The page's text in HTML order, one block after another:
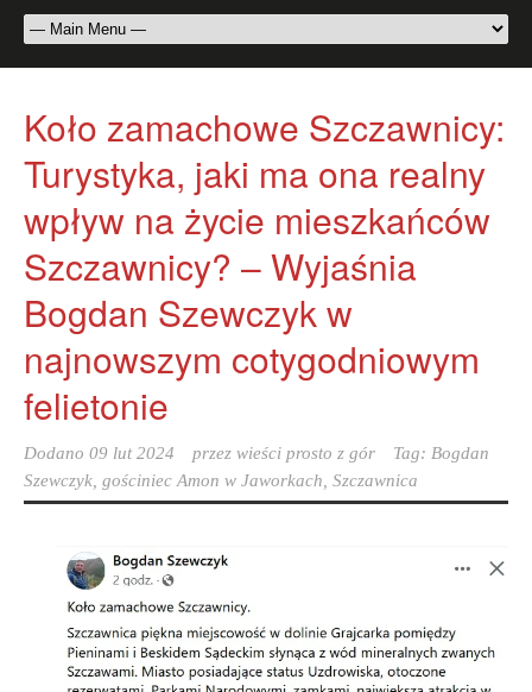
Koło zamachowe Szczawnicy:
Turystyka, jaki ma ona realny
wpływ na życie mieszkańców
Szczawnicy? – Wyjaśnia
Bogdan Szewczyk w
najnowszym cotygodniowym
felietonie
Dodano 09 lut 2024 przez wieści prosto z gór Tag: Bogdan
Szewczyk gościniec Amon w Jaworkach Szczawnica